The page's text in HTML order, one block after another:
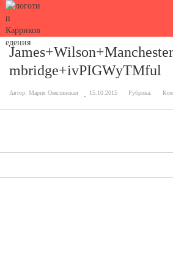
mbridge+ivPIGWyTMful
Автор: Мария Омелянская 15.10.2015 Рубрика: